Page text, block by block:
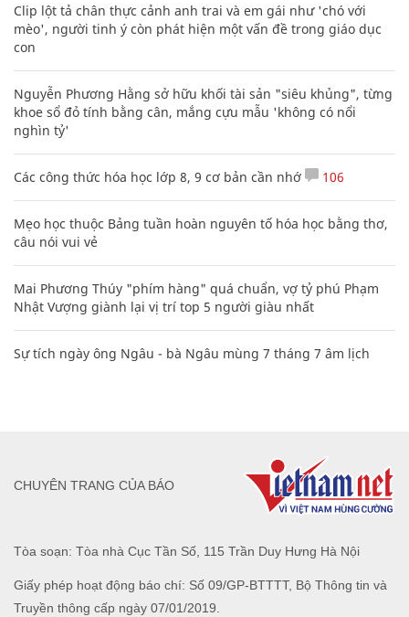
Clip lột tả chân thực cảnh anh trai và em gái như 'chó với
mèo', người tinh ý còn phát hiện một vấn đề trong giáo dục
con
Nguyễn Phương Hằng sở hữu khối tài sản "siêu khủng", từng
khoe sổ đỏ tính bằng cân, mắng cựu mẫu 'không có nổi
nghìn tỷ'
Các công thức hóa học lớp 8, 9 cơ bản cần nhớ 106
Mẹo học thuộc Bảng tuần hoàn nguyên tố hóa học bằng thơ,
câu nói vui vẻ
Mai Phương Thúy "phím hàng" quá chuẩn, vợ tỷ phú Phạm
Nhật Vượng giành lại vị trí top 5 người giàu nhất
Sự tích ngày ông Ngâu - bà Ngâu mùng 7 tháng 7 âm lịch
Tòa soạn: Tòa nhà Cục Tần Số, 115 Trần Duy Hưng Hà Nội
Giấy phép hoạt động báo chí: Số 09/GP-BTTTT, Bộ Thông tin và
Truyền thông cấp ngày 07/01/2019.
CHUYÊN TRANG CỦA BÁO